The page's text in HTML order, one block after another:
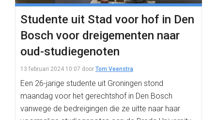
Studente uit Stad voor hof in Den
Bosch voor dreigementen naar
oud-studiegenoten
13 februari 2024 10:07 door Tom Veenstra
Een 26-jarige studente uit Groningen stond
maandag voor het gerechtshof in Den Bosch
vanwege de bedreigingen die ze uitte naar haar